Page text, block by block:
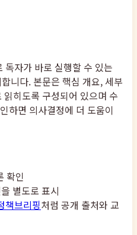
자가 바로 실행할 수 있는
니다. 본문은 핵심 개요, 세부
히도록 구성되어 있으며 수
하면 의사결정에 더 도움이
확인
별도로 표시
책브리핑처럼 공개 출처와 교